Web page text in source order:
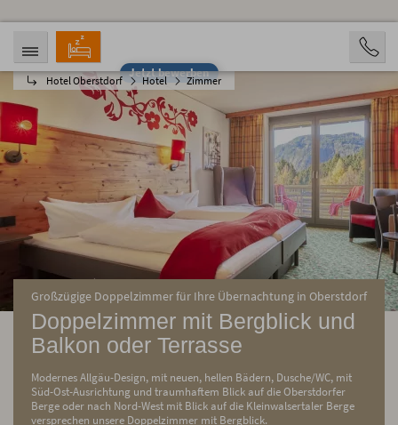
Jetzt bewerben
Hotel Oberstdorf Hotel Zimmer
ANREISE
08.08.2026
ABREISE
13.08.2026
PERSONEN
2 Personen
BUCHEN
Großzügige Doppelzimmer für Ihre Übernachtung in Oberstdorf
Doppelzimmer mit Bergblick und
Balkon oder Terrasse
Modernes Allgäu-Design, mit neuen, hellen Bädern, Dusche/WC, mit
Süd-Ost-Ausrichtung und traumhaftem Blick auf die Oberstdorfer
Berge oder nach Nord-West mit Blick auf die Kleinwalsertaler Berge
versprechen unsere Doppelzimmer mit Bergblick.